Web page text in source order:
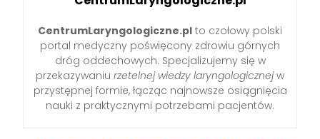
CentrumLaryngologiczne.pl to czołowy polski
portal medyczny poświęcony zdrowiu górnych
dróg oddechowych. Specjalizujemy się w
przekazywaniu rzetelnej wiedzy laryngologicznejw
przystępnej formie, łącząc najnowsze osiągnięcia
nauki z praktycznymi potrzebami pacjentów.